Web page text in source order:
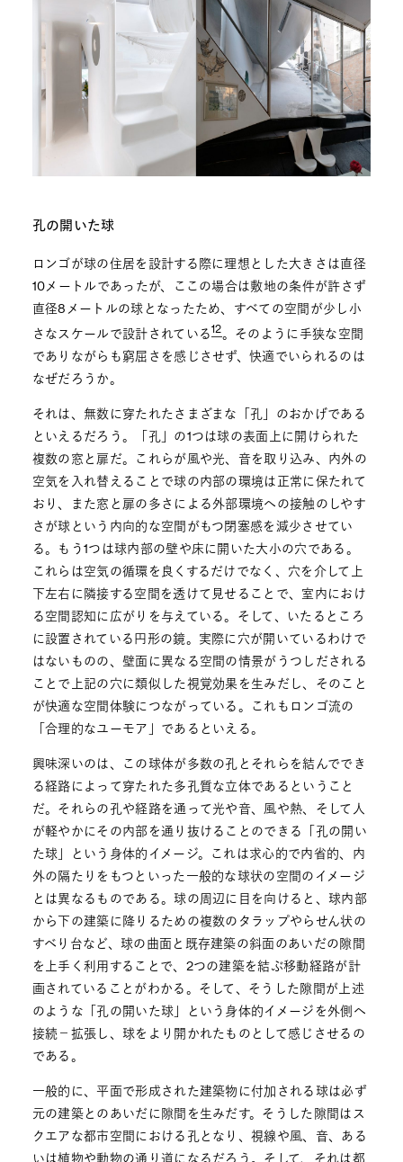
孔の開いた球
ロンゴが球の住居を設計する際に理想とした大きさは直径
10メートルであったが、ここの場合は敷地の条件が許さず
直径8メートルの球となったため、すべての空間が少し小
さなスケールで設計されている12。そのように手狭な空間
でありながらも窮屈さを感じさせず、快適でいられるのは
なぜだろうか。
それは、無数に穿たれたさまざまな「孔」のおかげである
といえるだろう。「孔」の1つは球の表面上に開けられた
複数の窓と扉だ。これらが風や光、音を取り込み、内外の
空気を入れ替えることで球の内部の環境は正常に保たれて
おり、また窓と扉の多さによる外部環境への接触のしやす
さが球という内向的な空間がもつ閉塞感を減少させてい
る。もう1つは球内部の壁や床に開いた大小の穴である。
これらは空気の循環を良くするだけでなく、穴を介して上
下左右に隣接する空間を透けて見せることで、室内におけ
る空間認知に広がりを与えている。そして、いたるところ
に設置されている円形の鏡。実際に穴が開いているわけで
はないものの、壁面に異なる空間の情景がうつしだされる
ことで上記の穴に類似した視覚効果を生みだし、そのこと
が快適な空間体験につながっている。これもロンゴ流の
「合理的なユーモア」であるといえる。
興味深いのは、この球体が多数の孔とそれらを結んででき
る経路によって穿たれた多孔質な立体であるということ
だ。それらの孔や経路を通って光や音、風や熱、そして人
が軽やかにその内部を通り抜けることのできる「孔の開い
た球」という身体的イメージ。これは求心的で内省的、内
外の隔たりをもつといった一般的な球状の空間のイメージ
とは異なるものである。球の周辺に目を向けると、球内部
から下の建築に降りるための複数のタラップやらせん状の
すべり台など、球の曲面と既存建築の斜面のあいだの隙間
を上手く利用することで、2つの建築を結ぶ移動経路が計
画されていることがわかる。そして、そうした隙間が上述
のような「孔の開いた球」という身体的イメージを外側へ
接続－拡張し、球をより開かれたものとして感じさせるの
である。
一般的に、平面で形成された建築物に付加される球は必ず
元の建築とのあいだに隙間を生みだす。そうした隙間はス
クエアな都市空間における孔となり、視線や風、音、ある
いは植物や動物の通り道になるだろう。そして、それは都